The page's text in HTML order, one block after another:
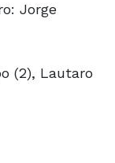
Jorge
(2), Lautaro